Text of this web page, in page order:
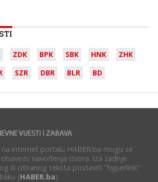
ZDK BPK SBK HNK
ZHK
SZR DBR BLR BD
internet portalu HABER.ba mogu se
navođenja izvora. Iza zadnje
ili citiranog teksta postaviti "hyperlink"
(HABER.ba).